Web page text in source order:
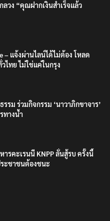
ลวง “คุณฝากเงินสำเร็จแล้ว
– แจ้งผ่านไลน์ได้ไม่ต้อง โหลด
ไทย ไม่ใช่แค่ในกรุง
รม ร่วมกิจกรรม ‘นาวาภิกขาจาร’
ทางน้ำ
ารคะเรนนี KNPP ลั่นสู้รบ ครั้งนี้
ะชาชนต้องชนะ